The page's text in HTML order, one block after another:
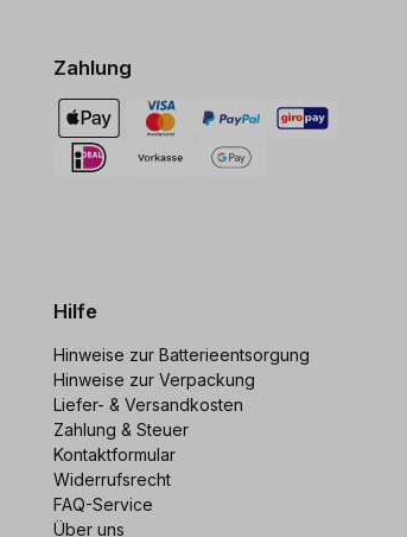
Zahlung
Hilfe
Hinweise zur Batterieentsorgung
Hinweise zur Verpackung
Liefer- & Versandkosten
Zahlung & Steuer
Kontaktformular
Widerrufsrecht
FAQ-Service
Über uns